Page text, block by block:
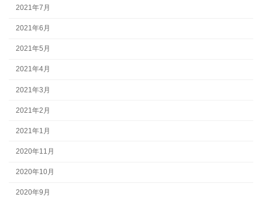
2021年7月
2021年6月
2021年5月
2021年4月
2021年3月
2021年2月
2021年1月
2020年11月
2020年10月
2020年9月